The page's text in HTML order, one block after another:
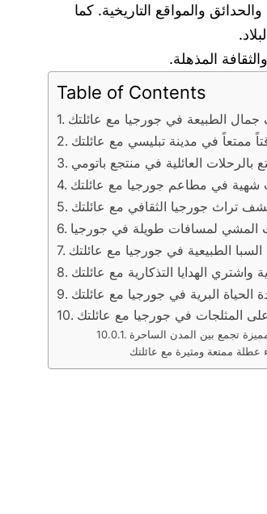
والمواقع التاريخية. كما
المذهلة.
Table of Contents
الطبيعة في جورجيا مع عائلتك
ممتعاً في مدينة تبليسي مع عائلتك
بالرحلات العائلية في منتجع باتومي
شهية في مطاعم جورجيا مع عائلتك
تراث جورجيا الثقافي مع عائلتك
المشي لمسافات طويلة في جورجيا
الطبيعية في جورجيا مع عائلتك
الهدايا التذكارية مع عائلتك
البرية في جورجيا مع عائلتك
المثلجات في جورجيا مع عائلتك
مميزة تجمع بين المدن الساحرة